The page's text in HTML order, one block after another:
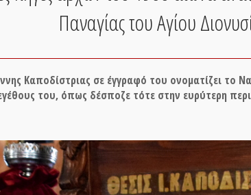
Παναγίας του Αγίου
Καποδίστριας σε έγγραφό του ονοματίζει το
του, όπως δέσποζε τότε στην ευρύτερη